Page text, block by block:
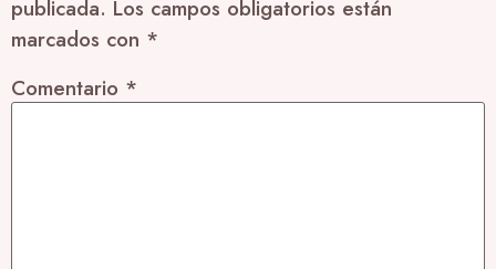
publicada. Los campos obligatorios están
marcados con *
Comentario *